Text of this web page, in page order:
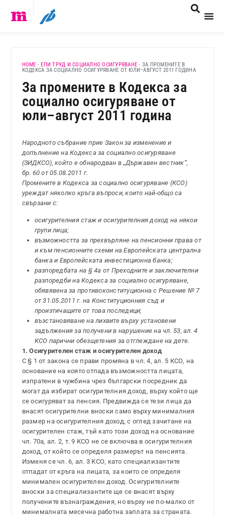
HOME - ЕПИ ТРУД И СОЦИАЛНО ОСИГУРЯВАНЕ - ЗА ПРОМЕНИТЕ В
КОДЕКСА ЗА СОЦИАЛНО ОСИГУРЯВАНЕ ОТ ЮЛИ–АВГУСТ 2011 ГОДИНА
За промените в Кодекса за
социално осигуряване от
юли–август 2011 година
Народното събрание прие Закон за изменение и
допълнение на Кодекса за социално осигуряване
(ЗИДКСО), който е обнародван в „Държавен вестник“,
бр. 60 от 05.08.2011 г.
Промените в Кодекса за социално осигуряване (КСО)
уреждат няколко кръга въпроси, които най-общо са
свързани с:
осигурителния стаж и осигурителния доход на някои
групи лица;
възможността за прехвърляне на пенсионни права от
и към пенсионните схеми на Европейската централна
банка и Европейската инвестиционна банка;
разпоредбата на § 4а от Преходните и заключителни
разпоредби на Кодекса за социално осигуряване,
обявявена за противоконституционна с Решение № 7
от 31.05.2011 г. на Конституционния съд и
произтичащите от това последици;
възстановяване на лихвите върху установени
задължения за получени в нарушение на чл. 53, ал. 4
КСО парични обезщетения за отглеждане на дете.
1. Осигурителен стаж и осигурителен доход
С § 1 от закона се прави промяна в чл. 4, ал. 5 КСО, на
основание на която отпада възможността лицата,
изпратени в чужбина чрез български посредник да
могат да избират осигурителния доход, върху който ще
се осигуряват за пенсия. Предвижда се тези лица да
внасят осигурителни вноски само върху минималния
размер на осигурителния доход, с оглед зачитане на
осигурителен стаж, тъй като този доход на основание
чл. 70а, ал. 2, т. 9 КСО не се включва в осигурителния
доход, от който се определя размерът на пенсията.
Изменя се чл. 6, ал. 3 КСО, като специализантите
отпадат от кръга на лицата, за които се определя
минимален осигурителен доход. Осигурителните
вноски за специализантите ще се внасят върху
получените възнаграждения, но върху не по-малко от
минималната месечна работна заплата за страната.